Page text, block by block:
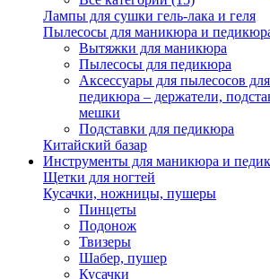
Лампы для сушки гель-лака и геля
Пылесосы для маникюра и
Вытяжки для маникюра
Пылесосы для педикюра
Аксессуары для пылесосов
педикюра – держатели,
мешки
Подставки для педикюра
Китайский базар
Инструменты для маникюра и
Щетки для ногтей
Кусачки, ножницы, пушеры
Пинцеты
Подонож
Твизеры
Шабер, пушер
Кусачки